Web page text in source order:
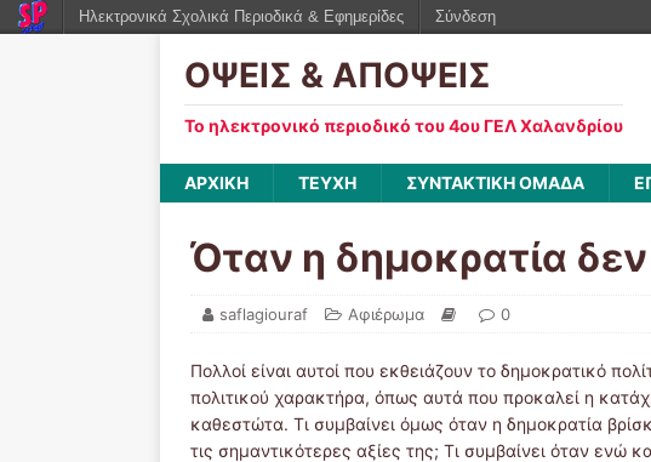
ΟΨΕΙΣ & ΑΠΟΨΕΙΣ
Το ηλεκτρονικό περιοδικό του 4ου ΓΕΛ Χαλανδρίου
ΑΡΧΙΚΗ ΤΕΥΧΗ ΣΥΝΤΑΚΤΙΚΗ ΟΜΑΔΑ
Όταν η δημοκρατία δεν
saflagiouraf Αφιέρωμα 0
Πολλοί είναι αυτοί που εκθειάζουν το δημοκρατικό
πολιτικού χαρακτήρα, όπως αυτά που προκαλεί η
καθεστώτα. Τι συμβαίνει όμως όταν η δημοκρατία
τις σημαντικότερες αξίες της; Τι συμβαίνει όταν ενώ
Ηλεκτρονικά Σχολικά Περιοδικά & Εφημερίδες Σύνδεση